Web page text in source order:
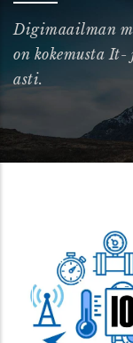
Digimaailman
on kokemusta
asti.